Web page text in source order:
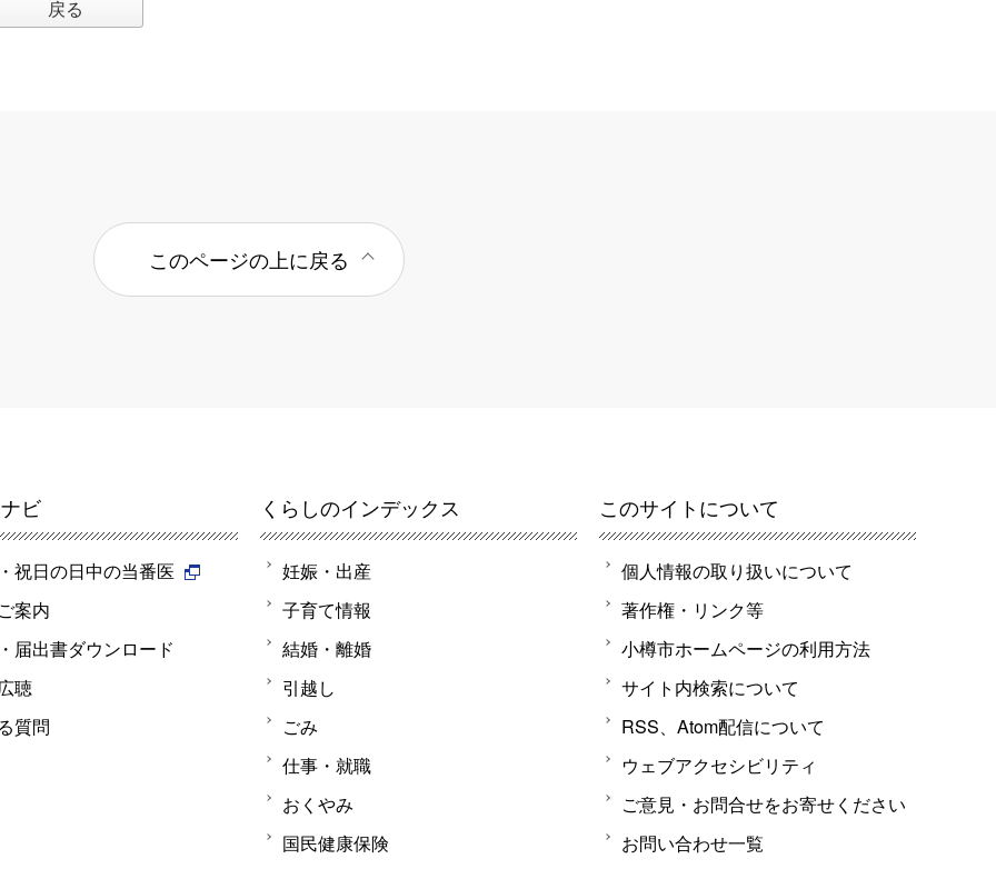
戻る
このページの上に戻る
ビ
祝日の日中の当番医
案内
届出書ダウンロード
聴
質問
くらしのインデックス
妊娠・出産
子育て情報
結婚・離婚
引越し
ごみ
仕事・就職
おくやみ
国民健康保険
このサイトについて
個人情報の取り扱いについて
著作権・リンク等
小樽市ホームページの利用方法
サイト内検索について
RSS、Atom配信について
ウェブアクセシビリティ
ご意見・お問合せをお寄せください
お問い合わせ一覧